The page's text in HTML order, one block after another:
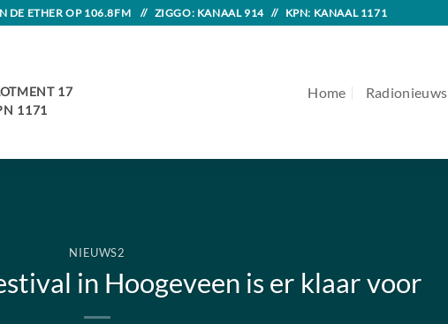
DE ETHER OP 106.8FM // ZIGGO: KANAAL 914 // KPN: KANAAL 1171
17
1171
Home Radionieuws
NIEUWS2
in Hoogeveen is er klaar voor